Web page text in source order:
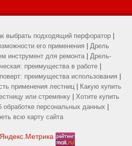
выбрать подходящий перфоратор
его применения
Дрель
инструмент для ремонта| Дрель-
преимущества в работе|
преимущества использования
применения лестниц|
Какую купить
или стремянку
Хотите купить
обработке персональных данных
всю карту сайта